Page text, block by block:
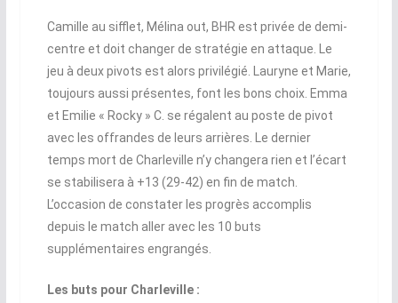
Camille au sifflet, Mélina out, BHR est privée de demi-
centre et doit changer de stratégie en attaque. Le
jeu à deux pivots est alors privilégié. Lauryne et Marie,
toujours aussi présentes, font les bons choix. Emma
et Emilie « Rocky » C. se régalent au poste de pivot
avec les offrandes de leurs arrières. Le dernier
temps mort de Charleville n’y changera rien et l’écart
se stabilisera à +13 (29-42) en fin de match.
L’occasion de constater les progrès accomplis
depuis le match aller avec les 10 buts
supplémentaires engrangés.
Les buts pour Charleville :